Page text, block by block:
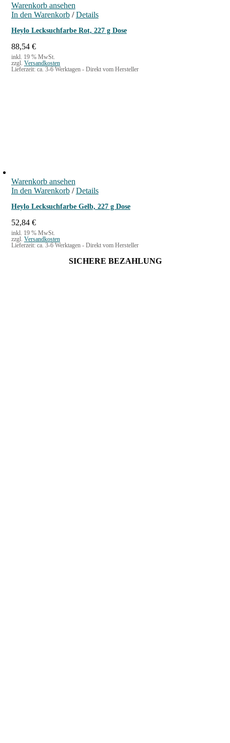
Warenkorb ansehen
In den Warenkorb / Details
Heylo Lecksuchfarbe Rot, 227 g Dose
88,54 €
inkl. 19 % MwSt.
zzgl. Versandkosten
Lieferzeit: ca. 3-6 Werktagen - Direkt vom Hersteller
Warenkorb ansehen
In den Warenkorb / Details
Heylo Lecksuchfarbe Gelb, 227 g Dose
52,84 €
inkl. 19 % MwSt.
zzgl. Versandkosten
Lieferzeit: ca. 3-6 Werktagen - Direkt vom Hersteller
SICHERE BEZAHLUNG